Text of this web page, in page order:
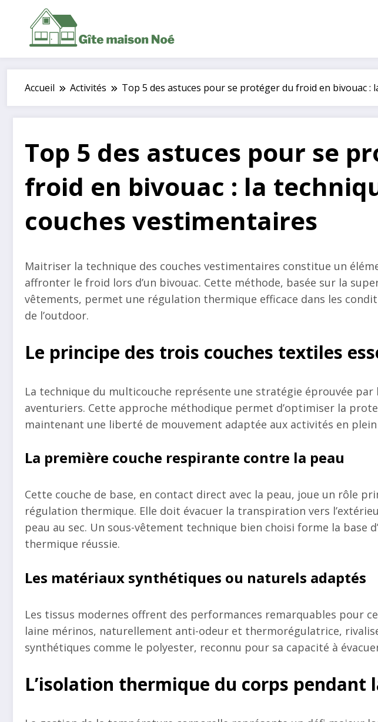
contenu
Accueil Activités Top 5 des astuces pour se protéger du froid en bivouac :
Top 5 des astuces pour se
froid en bivouac : la
couches vestimentaires
Maitriser la technique des couches vestimentaires constitue un
affronter le froid lors d’un bivouac. Cette méthode, basée sur la
vêtements, permet une régulation thermique efficace dans les
de l’outdoor.
Le principe des trois couches textiles
La technique du multicouche représente une stratégie éprouvée par
aventuriers. Cette approche méthodique permet d’optimiser la
maintenant une liberté de mouvement adaptée aux activités en
La première couche respirante contre la peau
Cette couche de base, en contact direct avec la peau, joue un rôle
régulation thermique. Elle doit évacuer la transpiration vers
peau au sec. Un sous-vêtement technique bien choisi forme la base
thermique réussie.
Les matériaux synthétiques ou naturels adaptés
Les tissus modernes offrent des performances remarquables pour
laine mérinos, naturellement anti-odeur et thermorégulatrice,
synthétiques comme le polyester, reconnu pour sa capacité à
L’isolation thermique du corps pendant